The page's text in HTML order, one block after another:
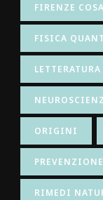
FIRENZE
FISICA
LETTERATURA
ORIGINI
PREVENZIONE
RIMEDI